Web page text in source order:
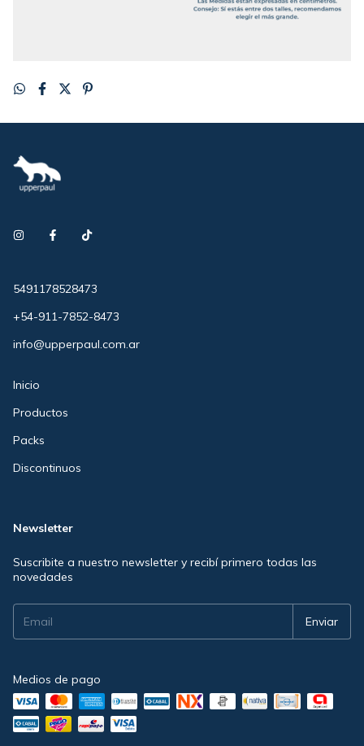
5491178528473
+54-911-7852-8473
info@upperpaul.com.ar
Inicio
Productos
Packs
Discontinuos
Newsletter
Suscribite a nuestro newsletter y recibí primero todas las
novedades
Medios de pago